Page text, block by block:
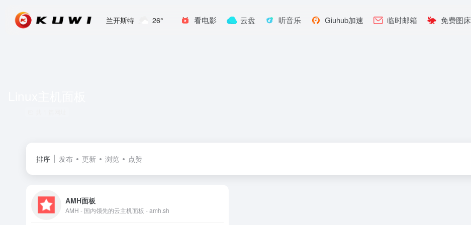
兰开斯特 26° 看电影 云盘 听音乐 Giuhub加速 临时邮箱 免费图床
排序 发布 更新 浏览 点赞
AMH面板
AMH - 国内领先的云主机面板 - amh.sh